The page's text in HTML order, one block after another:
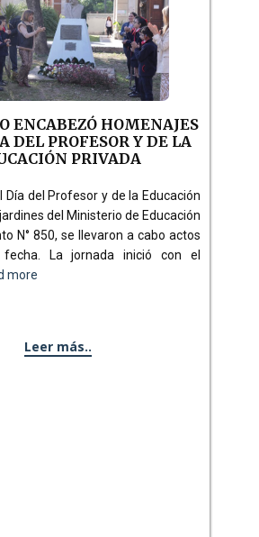
ENCABEZÓ HOMENAJES
DEL PROFESOR Y DE LA
PRIVADA
Día del Profesor y de la Educación
del Ministerio de Educación
N° 850, se llevaron a cabo actos
La jornada inició con el
more
Leer más..